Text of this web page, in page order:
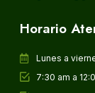
Horario
Lunes a
7:30 am a